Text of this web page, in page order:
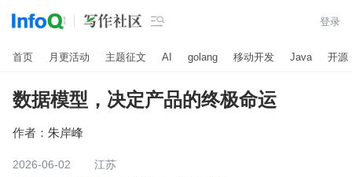
 登录
首页 月更活动 主题征文 AI golang 移动开发 Java 开源
数据模型，决定产品的终极命运
作者： 朱岸峰
2026-06-02
江苏